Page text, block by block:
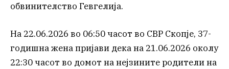
обвинителство Гевгелија.
На 22.06.2026 во 06:50 часот во СВР Скопје, 37-
годишна жена пријави дека на 21.06.2026 околу
22:30 часот во домот на нејзините родители на